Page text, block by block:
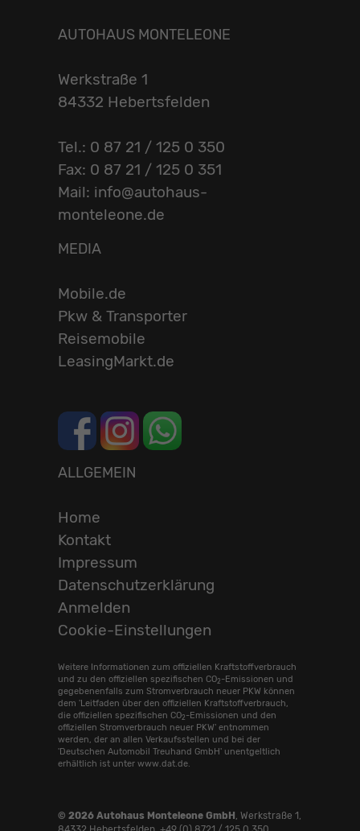
AUTOHAUS MONTELEONE
Werkstraße 1
84332 Hebertsfelden
Tel.: 0 87 21 / 125 0 350
Fax: 0 87 21 / 125 0 351
Mail: info@autohaus-
monteleone.de
MEDIA
Mobile.de
Pkw & Transporter
Reisemobile
LeasingMarkt.de
ALLGEMEIN
Home
Kontakt
Impressum
Datenschutzerklärung
Anmelden
Cookie-Einstellungen
Weitere Informationen zum offiziellen Kraftstoffverbrauch
und zu den offiziellen spezifischen CO2 -Emissionen und
gegebenenfalls zum Stromverbrauch neuer PKW können
dem 'Leitfaden über den offiziellen Kraftstoffverbrauch,
die offiziellen spezifischen CO2 -Emissionen und den
offiziellen Stromverbrauch neuer PKW' entnommen
werden, der an allen Verkaufsstellen und bei der
'Deutschen Automobil Treuhand GmbH' unentgeltlich
erhältlich ist unter www.dat.de.
© 2026 Autohaus Monteleone GmbH Werkstraße 1